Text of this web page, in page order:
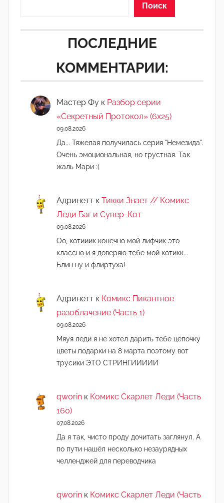
Поиск
ПОСЛЕДНИЕ
КОММЕНТАРИИ:
Мастер Фу к Разбор серии
«Секретный Протокол» (6х25)
09.08.2026
Да... Тяжелая получилась серия "Немезида".
Очень эмоциональная, но грустная. Так
жаль Мари :(
Адринетт к Тикки Знает // Комикс
Леди Баг и Супер-Кот
09.08.2026
Оо, котииик конечно мой лифчик это
классно и я доверяю тебе мой котикк...
Блин ну и флиртуха!
Адринетт к Комикс Пикантное
разоблачение (Часть 1)
09.08.2026
Мяуя леди я не хотел дарить тебе цепочку
цветы подарки на 8 марта поэтому вот
трусики ЭТО СТРИНГИИИИИ
qworin к Комикс Скарлет Леди (Часть
160)
07.08.2026
Да я так, чисто проду дочитать заглянул. А
по пути нашёл несколько незаурядных
челленджей для переводчика
qworin к Комикс Скарлет Леди (Часть